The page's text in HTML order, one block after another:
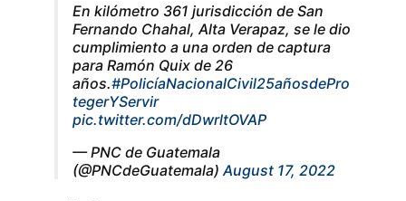
En kilómetro 361 jurisdicción de San
Fernando Chahal, Alta Verapaz, se le dio
cumplimiento a una orden de captura
para Ramón Quix de 26
años.#PolicíaNacionalCivil25añosdePro
tegerYServir
pic.twitter.com/dDwrltOVAP
— PNC de Guatemala
(@PNCdeGuatemala) August 17, 2022